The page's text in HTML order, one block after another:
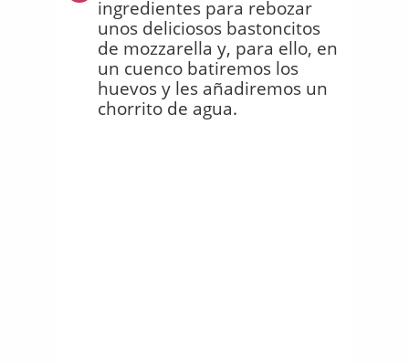
ingredientes para rebozar
unos deliciosos bastoncitos
de mozzarella y, para ello, en
un cuenco batiremos los
huevos y les añadiremos un
chorrito de agua.